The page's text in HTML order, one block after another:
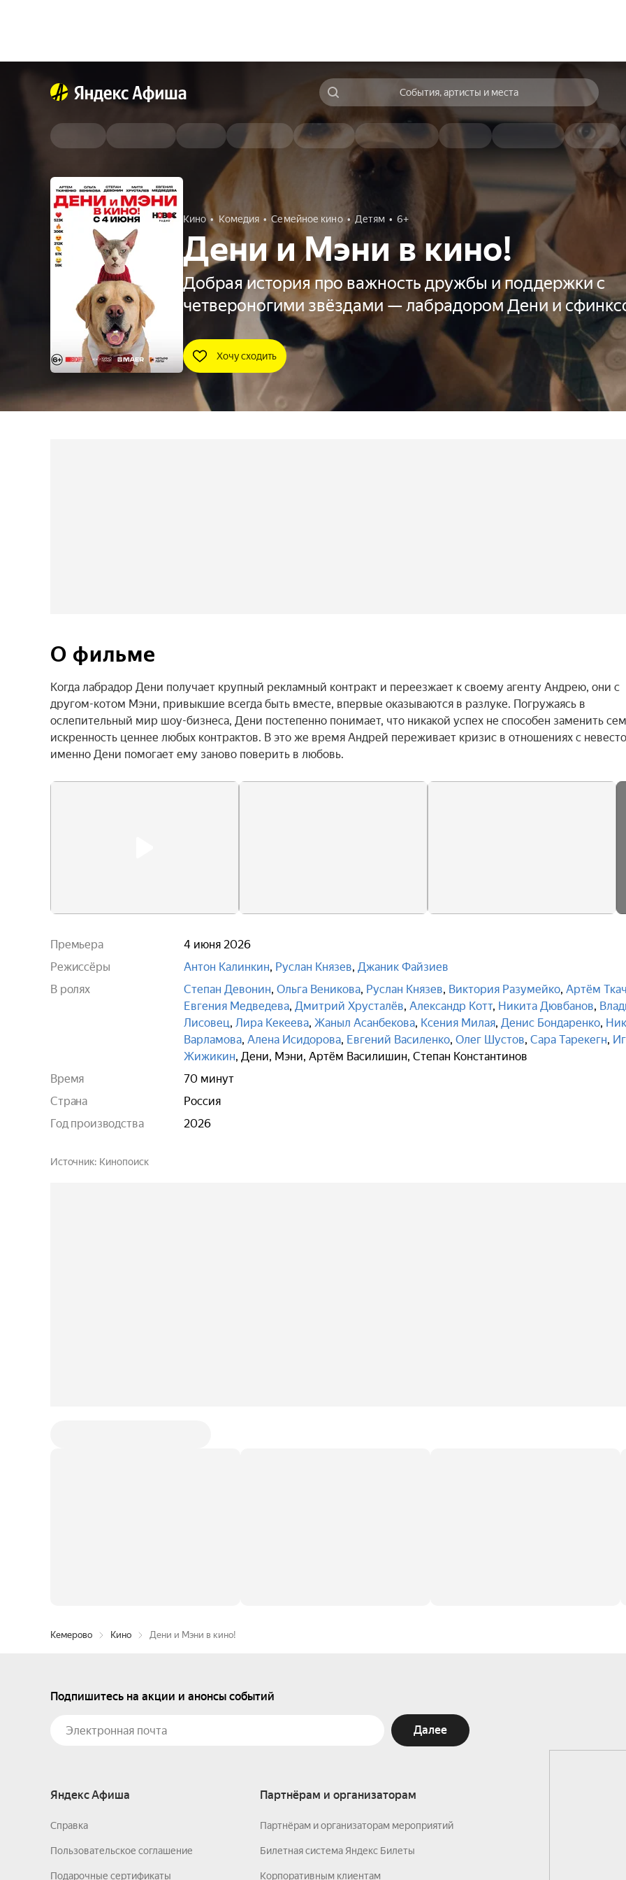
События, артисты и места
Кино Комедия Семейное кино Детям 6+
Дени и Мэни в кино!
Добрая история про важность дружбы и поддержки с
четвероногими звёздами — лабрадором Дени и
Хочу сходить
О фильме
Когда лабрадор Дени получает крупный рекламный контракт и переезжает к своему агенту Андрею, они с
другом-котом Мэни, привыкшие всегда быть вместе, впервые оказываются в разлуке. Погружаясь в
ослепительный мир шоу-бизнеса, Дени постепенно понимает, что никакой успех не способен заменить
искренность ценнее любых контрактов. В это же время Андрей переживает кризис в отношениях с
именно Дени помогает ему заново поверить в любовь.
Премьера
4 июня 2026
Режиссёры
Антон Калинкин, Руслан Князев, Джаник Файзиев
В ролях
Степан Девонин, Ольга Веникова, Руслан Князев, Виктория Разумейко, Артём
Евгения Медведева, Дмитрий Хрусталёв, Александр Котт, Никита Дювбанов,
Лисовец, Лира Кекеева, Жаныл Асанбекова, Ксения Милая, Денис Бондаренко,
Варламова, Алена Исидорова, Евгений Василенко, Олег Шустов, Сара Тарекегн,
Жижикин, Дени, Мэни, Артём Василишин, Степан Константинов
Время
70 минут
Страна
Россия
Год производства
2026
Источник Кинопоиск
Кемерово Кино Дени и Мэни в кино!
Подпишитесь на акции и анонсы событий
Далее
Яндекс Афиша
Справка
Пользовательское соглашение
Подарочные сертификаты
Партнёрам и организаторам
Партнёрам и организаторам мероприятий
Билетная система Яндекс Билеты
Корпоративным клиентам